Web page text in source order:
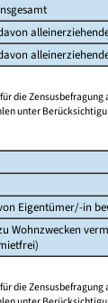
die Zensusbefragung
unter
Eigentümer/-in
Wohnzwecken
die Zensusbefragung